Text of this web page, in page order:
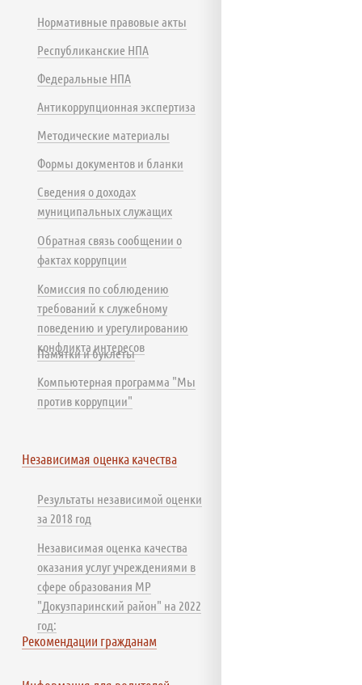
Нормативные правовые акты
Республиканские НПА
Федеральные НПА
Антикоррупционная экспертиза
Методические материалы
Формы документов и бланки
Сведения о доходах
муниципальных служащих
Обратная связь сообщении о
фактах коррупции
Комиссия по соблюдению
требований к служебному
поведению и урегулированию
конфликта интересов
Памятки и буклеты
Компьютерная программа "Мы
против коррупции"
Независимая оценка качества
Результаты независимой оценки
за 2018 год
Независимая оценка качества
оказания услуг учреждениями в
сфере образования МР
"Докузпаринский район" на 2022
год:
Рекомендации гражданам